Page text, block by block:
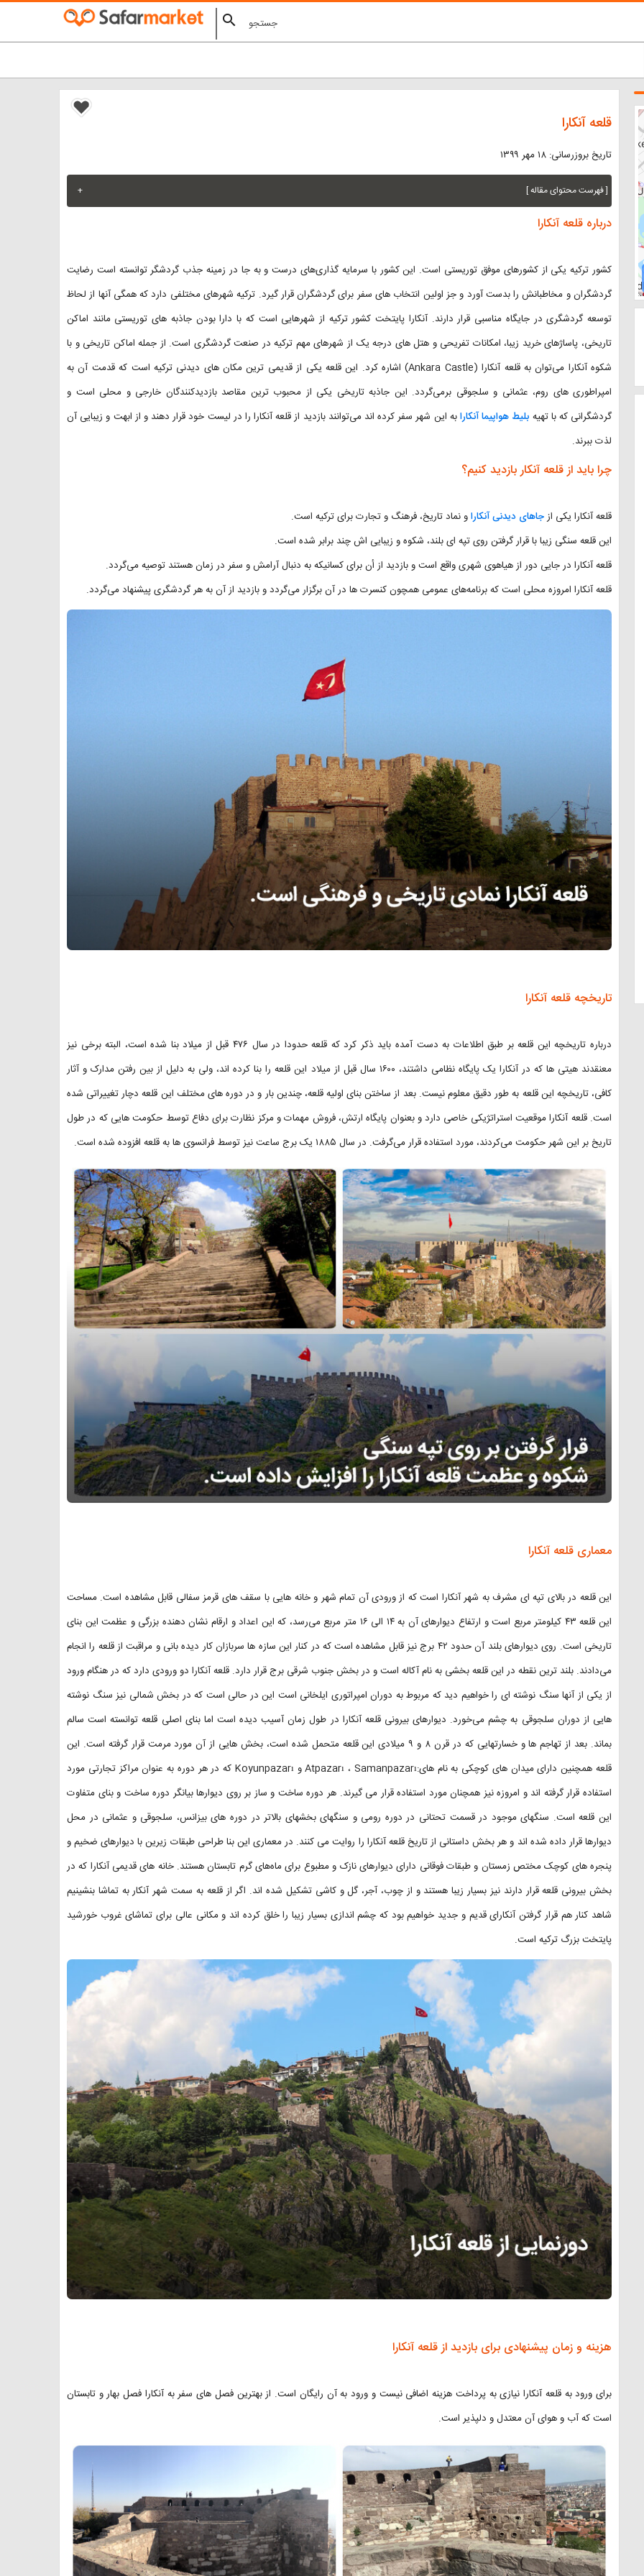
search
قلعه آنکارا
تاریخ بروزرسانی: ۱۸ مهر ۱۳۹۹
[ فهرست محتوای مقاله ] +
درباره قلعه آنکارا
کشور ترکیه یکی از کشورهای موفق توریستی است. این کشور با سرمایه گذاری‌های درست و به جا در زمینه جذب گردشگر توانسته است رضایت
گردشگران و مخاطبانش را بدست آورد و جز اولین انتخاب های سفر برای گردشگران قرار گیرد. ترکیه شهرهای مختلفی دارد که همگی آنها از لحاظ
توسعه گردشگری در جایگاه مناسبی قرار دارند. آنکارا پایتخت کشور ترکیه از شهرهایی است که با دارا بودن جاذبه های توریستی مانند اماکن
تاریخی، پاساژهای خرید زیبا، امکانات تفریحی و هتل های درجه یک از شهرهای مهم ترکیه در صنعت گردشگری است. از جمله اماکن تاریخی و با
شکوه آنکارا می‌توان به قلعه آنکارا (Ankara Castle) اشاره کرد. این قلعه یکی از قدیمی ترین مکان های دیدنی ترکیه است که قدمت آن به
امپراطوری های روم، عثمانی و سلجوقی برمی‌گردد. این جاذبه تاریخی یکی از محبوب ترین مقاصد بازدیدکنندگان خارجی و محلی است و
گردشگرانی که با تهیه بلیط هواپیما آنکارابه این شهر سفر کرده اند می‌توانند بازدید از قلعه آنکارا را در لیست خود قرار دهند و از ابهت و زیبایی آن
لذت ببرند.
چرا باید از قلعه آنکار بازدید کنیم؟
قلعه آنکارا یکی ازجاهای دیدنی آنکاراو نماد تاریخ، فرهنگ و تجارت برای ترکیه است.
این قلعه سنگی زیبا با قرار گرفتن روی تپه ای بلند، شکوه و زیبایی اش چند برابر شده است.
قلعه آنکارا در جایی دور از هیاهوی شهری واقع است و بازدید از أن برای کسانیکه به دنبال آرامش و سفر در زمان هستند توصیه می‌گردد.
قلعه آنکارا امروزه محلی است که برنامه‌های عمومی همچون کنسرت ها در آن برگزار می‌گردد و بازدید از آن به هر گردشگری پیشنهاد می‌گردد.
تاریخچه قلعه آنکارا
درباره تاریخچه این قلعه بر طبق اطلاعات به دست آمده باید ذکر کرد که قلعه حدودا در سال ۴۷۶ قبل از میلاد بنا شده است، البته برخی نیز
معنقدند هیتی ها که در آنکارا یک پایگاه نظامی داشتند، ۱۶۰۰ سال قبل از میلاد این قلعه را بنا کرده اند، ولی به دلیل از بین رفتن مدارک و آثار
کافی، تاریخچه این قلعه به طور دقیق معلوم نیست. بعد از ساختن بنای اولیه قلعه، چندین بار و در دوره های مختلف این قلعه دچار تغییراتی شده
است. قلعه آنکارا موقعیت استراتژیکی خاصی دارد و بعنوان پایگاه ارتش، فروش مهمات و مرکز نظارت برای دفاع توسط حکومت هایی که در طول
تاریخ بر این شهر حکومت می‌کردند، مورد استفاده قرار می‌گرفت. در سال ۱۸۸۵ یک برج ساعت نیز توسط فرانسوی ها به قلعه افزوده شده است.
معماری قلعه آنکارا
این قلعه در بالای تپه ای مشرف به شهر آنکارا است که از ورودی آن تمام شهر و خانه هایی با سقف های قرمز سفالی قابل مشاهده است. مساحت
این قلعه ۴۳ کیلومتر مربع است و ارتفاع دیوارهای آن به ۱۴ الی ۱۶ متر مربع می‌رسد، که این اعداد و ارقام نشان دهنده بزرگی و عظمت این بنای
تاریخی است. روی دیوارهای بلند آن حدود ۴۲ برج نیز قابل مشاهده است که در کنار این سازه ها سربازان کار دیده بانی و مراقبت از قلعه را انجام
می‌دادند. بلند ترین نقطه در این قلعه بخشی به نام آکاله است و در بخش جنوب شرقی برج قرار دارد. قلعه آنکارا دو ورودی دارد که در هنگام ورود
از یکی از آنها سنگ نوشته ای را خواهیم دید که مربوط به دوران امپراتوری ایلخانی است این در حالی است که در بخش شمالی نیز سنگ نوشته
هایی از دوران سلجوقی به چشم می‌خورد. دیوارهای بیرونی قلعه آنکارا در طول زمان آسیب دیده است اما بنای اصلی قلعه توانسته است سالم
بماند. بعد از تهاجم ها و خسارتهایی که در قرن ۸ و ۹ میلادی این قلعه متحمل شده است، بخش هایی از آن مورد مرمت قرار گرفته است. این
قلعه همچنین دارای میدان های کوچکی به نام های:Atpazarı ، Samanpazarı و Koyunpazarı که در هر دوره به عنوان مراکز تجارتی مورد
استفاده قرار گرفته اند و امروزه نیز همچنان مورد استفاده قرار می گیرند. هر دوره ساخت و ساز بر روی دیوارها بیانگر دوره ساخت و بنای متفاوت
این قلعه است. سنگهای موجود در قسمت تحتانی در دوره رومی و سنگهای بخشهای بالاتر در دوره های بیزانس، سلجوقی و عثمانی در محل
دیوارها قرار داده شده اند و هر بخش داستانی از تاریخ قلعه آنکارا را روایت می کنند. در معماری این بنا طراحی طبقات زیرین با دیوارهای ضخیم و
پنجره های کوچک مختص زمستان و طبقات فوقانی دارای دیوارهای نازک و مطبوع برای ماه‌های گرم تابستان هستند. خانه های قدیمی آنکارا که در
بخش بیرونی قلعه قرار دارند نیز بسیار زیبا هستند و از چوب، آجر، گل و کاشی تشکیل شده اند. اگر از قلعه به سمت شهر آنکار به تماشا بنشینیم
شاهد کنار هم قرار گرفتن آنکارای قدیم و جدید خواهیم بود که چشم اندازی بسیار زیبا را خلق کرده اند و مکانی عالی برای تماشای غروب خورشید
پایتخت بزرگ ترکیه است.
هزینه و زمان پیشنهادی برای بازدید از قلعه آنکارا
برای ورود به قلعه آنکارا نیازی به پرداخت هزینه اضافی نیست و ورود به آن رایگان است. از بهترین فصل های سفر به آنکارا فصل بهار و تابستان
است که آب و هوای آن معتدل و دلپذیر است.